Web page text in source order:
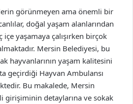
görünmeyen ama önemli bir
doğal yaşam alanlarından
yaşamaya çalışırken birçok
Mersin Belediyesi, bu
hayvanlarının yaşam kalitesini
geçirdiği Hayvan Ambulansı
Bu makalede, Mersin
girişiminin detaylarına ve sokak